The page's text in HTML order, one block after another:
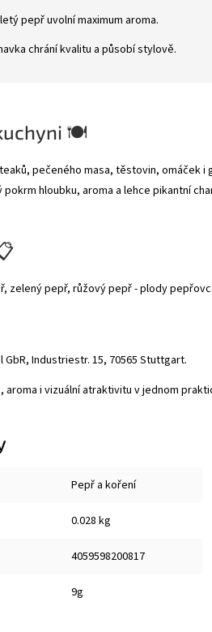
pepř uvolní maximum aroma.
chrání kvalitu a působí stylově.
🍽
pečeného masa, těstovin, omáček
hloubku, aroma a lehce pikantní
zelený pepř, růžový pepř - plody
Industriestr. 15, 70565 Stuttgart.
i vizuální atraktivitu v jednom
Pepř a koření
0.028 kg
4059598200817
9g